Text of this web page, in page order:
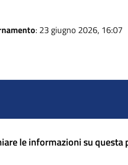
: 23 giugno 2026, 16:07
le informazioni su questa